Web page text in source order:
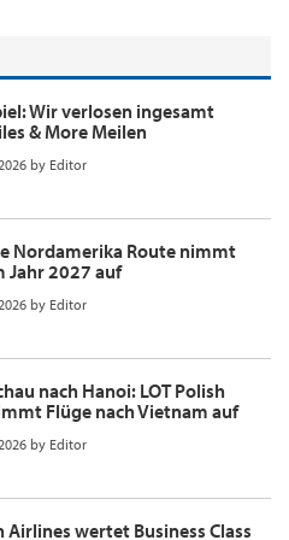
Wir verlosen ingesamt
& More Meilen
by Editor
Nordamerika Route nimmt
Jahr 2027 auf
by Editor
nach Hanoi: LOT Polish
Flüge nach Vietnam auf
by Editor
Airlines wertet Business Class